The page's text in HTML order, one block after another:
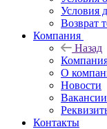
Условия
Возврат
Компания
Назад
О
Новости
Вакансии
Контакты